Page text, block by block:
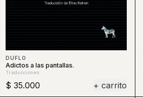
DUFLO
Adictos a las pantallas.
Traducciones
$ 35.000 + carrito